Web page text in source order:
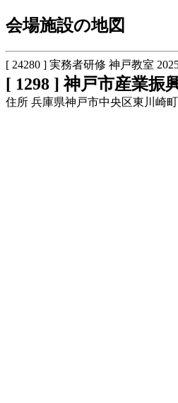
会場施設の地図
[ 24280 ] 実務者研修 神戸教室
[ 1298 ] 神戸市産業振
住所 兵庫県神戸市中央区東川崎